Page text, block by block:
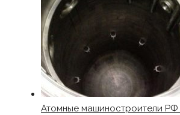
Атомные машиностроители РФ